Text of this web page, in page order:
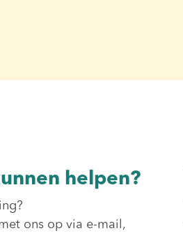
helpen?
ons op via e-mail,